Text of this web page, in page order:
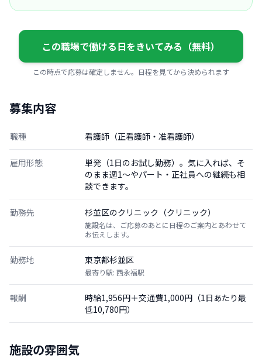
この職場で働ける日をきいてみる（無料）
この時点で応募は確定しません。日程を見てから決められます
募集内容
職種 看護師（正看護師・准看護師）
雇用形態
単発（1日のお試し勤務）。気に入れば、そ
のまま週1〜やパート・正社員への継続も相
談できます。
勤務先 杉並区のクリニック（クリニック）
施設名は、ご応募のあとに日程のご案内とあわせて
お伝えします。
勤務地 東京都杉並区
最寄り駅: 西永福駅
報酬
時給1,956円＋交通費1,000円（1日あたり最
低10,780円）
施設の雰囲気